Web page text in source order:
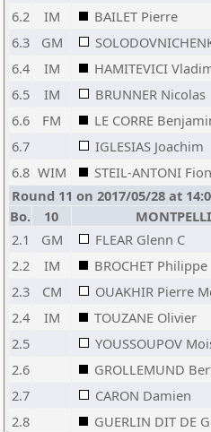
6.2
IM BAILET Pierre
6.3
GM
6.4
IM HAMITEVICI
6.5
IM BRUNNER Nicolas
6.6
FM LE CORRE
6.7
IGLESIAS Joachim
6.8 WIM STEIL-ANTONI
Round 11 on 2017/05/28 at
Bo.
10
2.1
GM FLEAR Glenn C
2.2
IM BROCHET Philippe
2.3
CM OUAKHIR Pierre
2.4
IM TOUZANE Olivier
2.5
YOUSSOUPOV
2.6
GROLLEMUND
2.7
CARON Damien
2.8
GUERLIN DIT DE